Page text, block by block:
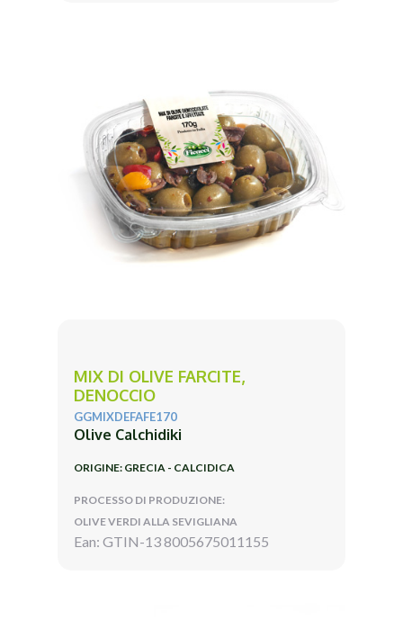
MIX DI OLIVE FARCITE,
DENOCCIO
GGMIXDEFAFE170
Olive Calchidiki
ORIGINE: GRECIA - CALCIDICA
PROCESSO DI PRODUZIONE:
OLIVE VERDI ALLA SEVIGLIANA
Ean: GTIN-13 8005675011155